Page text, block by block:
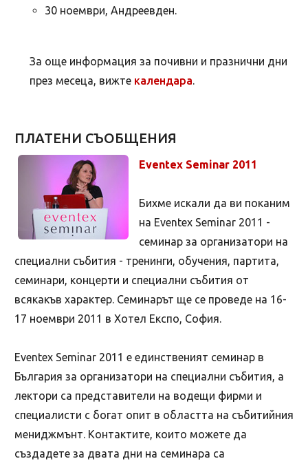
30 ноември, Андреевден.
За още информация за почивни и празнични дни
през месеца, вижте календара.
ПЛАТЕНИ СЪОБЩЕНИЯ
Eventex Seminar 2011
Бихме искали да ви поканим
на Eventex Seminar 2011 -
семинар за организатори на
специални събития - тренинги, обучения, партита,
семинари, концерти и специални събития от
всякакъв характер. Семинарът ще се проведе на 16-
17 ноември 2011 в Хотел Експо, София.
Еventex Seminar 2011 е единственият семинар в
България за организатори на специални събития, а
лектори са представители на водещи фирми и
специалисти с богат опит в областта на събитийния
мениджмънт. Контактите, които можете да
създадете за двата дни на семинара са